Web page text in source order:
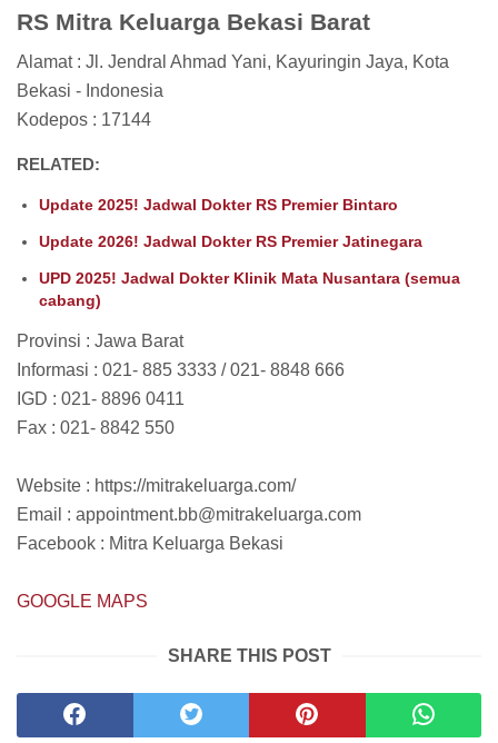
RS Mitra Keluarga Bekasi Barat
Alamat : Jl. Jendral Ahmad Yani, Kayuringin Jaya, Kota
Bekasi - Indonesia
Kodepos : 17144
RELATED:
Update 2025! Jadwal Dokter RS Premier Bintaro
Update 2026! Jadwal Dokter RS Premier Jatinegara
UPD 2025! Jadwal Dokter Klinik Mata Nusantara (semua
cabang)
Provinsi : Jawa Barat
Informasi : 021- 885 3333 / 021- 8848 666
IGD : 021- 8896 0411
Fax : 021- 8842 550
Website : https://mitrakeluarga.com/
Email : appointment.bb@mitrakeluarga.com
Facebook : Mitra Keluarga Bekasi
GOOGLE MAPS
SHARE THIS POST